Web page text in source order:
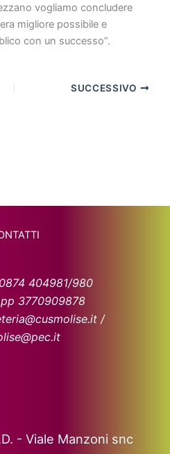
vogliamo concludere
migliore possibile e
con un successo”.
SUCCESSIVO
404981/980
3770909878
/
- Viale Manzoni snc